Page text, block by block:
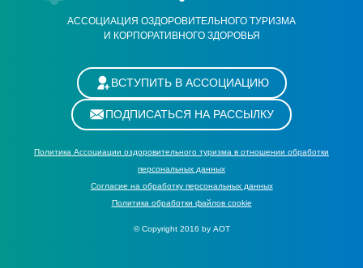
АССОЦИАЦИЯ ОЗДОРОВИТЕЛЬНОГО ТУРИЗМА
И КОРПОРАТИВНОГО ЗДОРОВЬЯ
ВСТУПИТЬ В АССОЦИАЦИЮ
ПОДПИСАТЬСЯ НА РАССЫЛКУ
Политика Ассоциации оздоровительного туризма в отношении обработки
персональных данных
Cогласие на обработку персональных данных
Политика обработки файлов cookie
© Copyright 2016 by АОТ